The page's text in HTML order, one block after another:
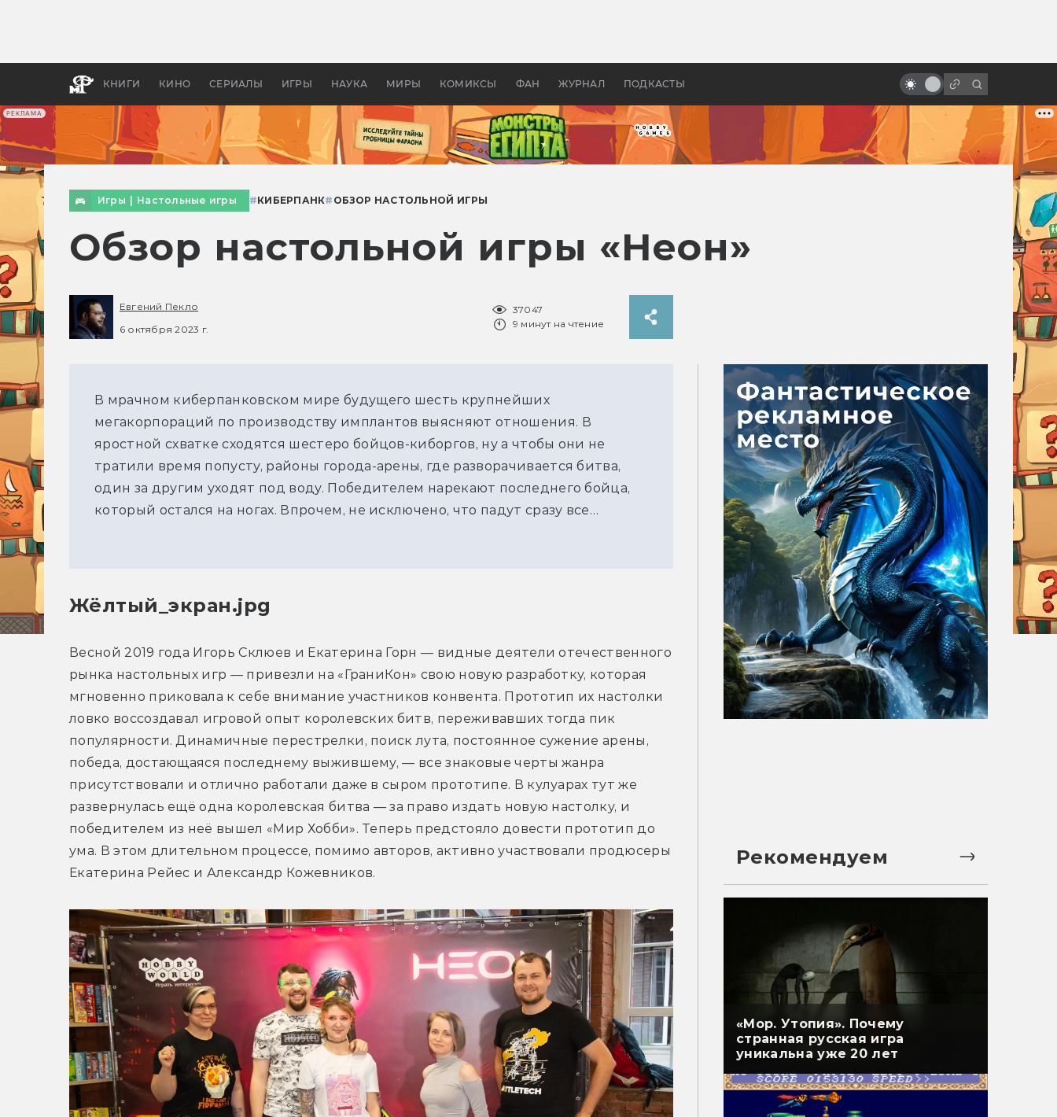
РЕКЛАМА
КНИГИ КИНО СЕРИАЛЫ ИГРЫ НАУКА МИРЫ КОМИКСЫ ФАН ЖУРНАЛ ПОДКАСТЫ
апокалипсис, в России —
бы «Властелина колец»
Фантастические порнопародии
Игры Настольные игры #КИБЕРПАНК# ОБЗОР НАСТОЛЬНОЙ ИГРЫ
Обзор настольной игры «Неон»
Евгений Пекло
6 октября 2023 г.
37047
9 минут на чтение
В мрачном киберпанковском мире будущего шесть крупнейших
мегакорпораций по производству имплантов выясняют отношения. В
яростной схватке сходятся шестеро бойцов-киборгов, ну а чтобы они не
тратили время попусту, районы города-арены, где разворачивается битва,
один за другим уходят под воду. Победителем нарекают последнего бойца,
который остался на ногах. Впрочем, не исключено, что падут сразу все…
Жёлтый_экран.jpg
Весной 2019 года Игорь Склюев и Екатерина Горн — видные деятели отечественного
рынка настольных игр — привезли на «ГраниКон» свою новую разработку, которая
мгновенно приковала к себе внимание участников конвента. Прототип их настолки
ловко воссоздавал игровой опыт королевских битв, переживавших тогда пик
популярности. Динамичные перестрелки, поиск лута, постоянное сужение арены,
победа, достающаяся последнему выжившему, — все знаковые черты жанра
присутствовали и отлично работали даже в сыром прототипе. В кулуарах тут же
развернулась ещё одна королевская битва — за право издать новую настолку, и
победителем из неё вышел «Мир Хобби». Теперь предстояло довести прототип до
ума. В этом длительном процессе, помимо авторов, активно участвовали продюсеры
Екатерина Рейес и Александр Кожевников.
Рекомендуем
«Мор. Утопия». Почему
странная русская игра
уникальна уже 20 лет